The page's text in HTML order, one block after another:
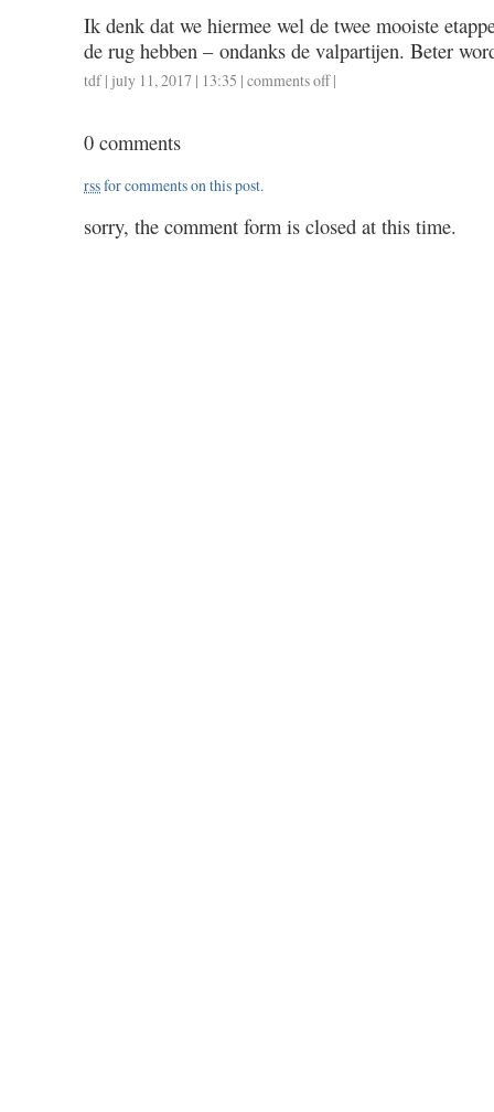
Ik denk dat we hiermee wel de twee mooiste
de rug hebben – ondanks de valpartijen. Beter
tdf | july 11, 2017 | 13:35 | comments offon
|
0 comments
rssfor comments on this post.
sorry, the comment form is closed at this time.